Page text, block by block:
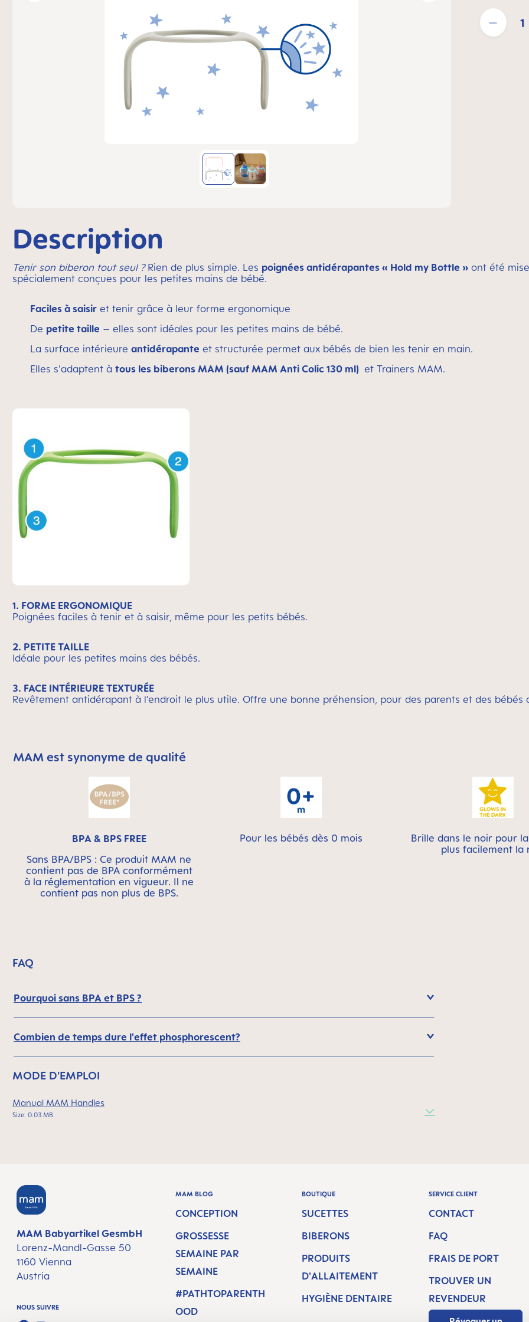
Quantité de
Description
Tenir son biberon tout seul ?Rien de plus simple. Les poignées antidérapantes « Hold my Bottle » ont été
spécialement conçues pour les petites mains de bébé.
Faciles à saisir et tenir grâce à leur forme ergonomique
De petite taille – elles sont idéales pour les petites mains de bébé.
La surface intérieure antidérapante et structurée permet aux bébés de bien les tenir en main.
Elles s'adaptent à tous les biberons MAM (sauf MAM Anti Colic 130 ml) et Trainers MAM.
1. FORME ERGONOMIQUE
Poignées faciles à tenir et à saisir, même pour les petits bébés.
2. PETITE TAILLE
Idéale pour les petites mains des bébés.
3. FACE INTÉRIEURE TEXTURÉE
Revêtement antidérapant à l’endroit le plus utile. Offre une bonne préhension, pour des parents et des bébés
Skip MAM Means Quality Icon Bar
MAM est synonyme de qualité
BPA & BPS FREE
Sans BPA/BPS : Ce produit MAM ne
contient pas de BPA conformément
à la réglementation en vigueur. Il ne
contient pas non plus de BPS.
Pour les bébés dès 0 mois
Brille dans le noir pour
plus facilement la
FAQ
Pourquoi sans BPA et BPS ?
Combien de temps dure l'effet phosphorescent?
MODE D'EMPLOI
Manual MAM Handles
Size: 0.03 MB
MAM Babyartikel GesmbH
Lorenz-Mandl-Gasse 50
1160 Vienna
Austria
NOUS SUIVRE
MAM BLOG
CONCEPTION
GROSSESSE
SEMAINE PAR
SEMAINE
#PATHTOPARENTH
OOD
BOUTIQUE
SUCETTES
BIBERONS
PRODUITS
D'ALLAITEMENT
HYGIÈNE DENTAIRE
SERVICE CLIENT
CONTACT
FAQ
FRAIS DE PORT
TROUVER UN
REVENDEUR